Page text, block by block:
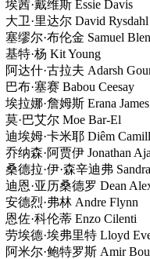
维斯 Essie Davis
尔 David Rysdahl
伦金 Samuel
Kit Young
拉夫 Adarsh
Babou Ceesay
姆斯 Erana James
尔 Moe Bar-El
米耶 Diêm
贾伊 Jonathan
·森辛迪弗 Sandra Yi
桑德罗 Dean
弗林 Andre Flynn
伦蒂 Enzo Cilenti
弗里特 Lloyd
特罗斯 Amir